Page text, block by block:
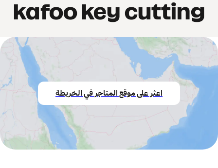
kafoo key cutting
اعثر على موقع المتاجر في الخريطة